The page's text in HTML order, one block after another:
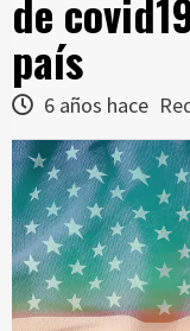
de
país
6 años hace